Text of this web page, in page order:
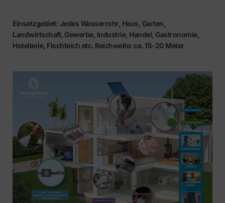
Einsatzgebiet: Jedes Wasserrohr, Haus, Garten,
Landwirtschaft, Gewerbe, Industrie, Handel, Gastronomie,
Hotellerie, Fischteich etc. Reichweite: ca. 15-20 Meter